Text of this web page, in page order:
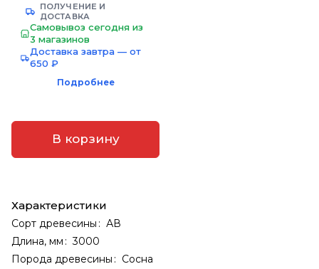
ПОЛУЧЕНИЕ И
ДОСТАВКА
Самовывоз сегодня из
3 магазинов
Доставка завтра — от
650 ₽
Подробнее
В корзину
Характеристики
Сорт древесины : АВ
Длина, мм : 3000
Порода древесины : Сосна